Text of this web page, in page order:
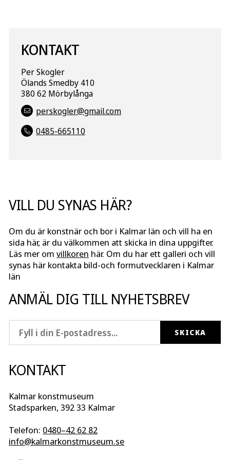
KONTAKT
Per Skogler
Ölands Smedby 410
380 62 Mörbylånga
perskogler@gmail.com
0485-665110
VILL DU SYNAS HÄR?
Om du är konstnär och bor i Kalmar län och vill ha en
sida här, är du välkommen att skicka in dina uppgifter.
Läs mer om villkoren här. Om du har ett galleri och vill
synas här kontakta bild-och formutvecklaren i Kalmar
län
ANMÄL DIG TILL NYHETSBREV
KONTAKT
Kalmar konstmuseum
Stadsparken, 392 33 Kalmar
Telefon: 0480–42 62 82
info@kalmarkonstmuseum.se